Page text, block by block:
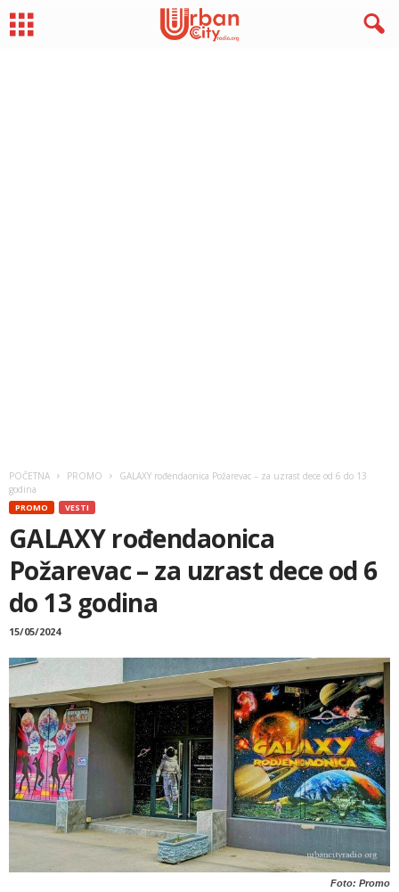
POČETNA PROMO
GALAXY rođendaonica Požarevac – za uzrast dece od 6 do 13
godina
PROMO VESTI
GALAXY rođendaonica
Požarevac – za uzrast dece od 6
do 13 godina
15/05/2024
Foto: Promo